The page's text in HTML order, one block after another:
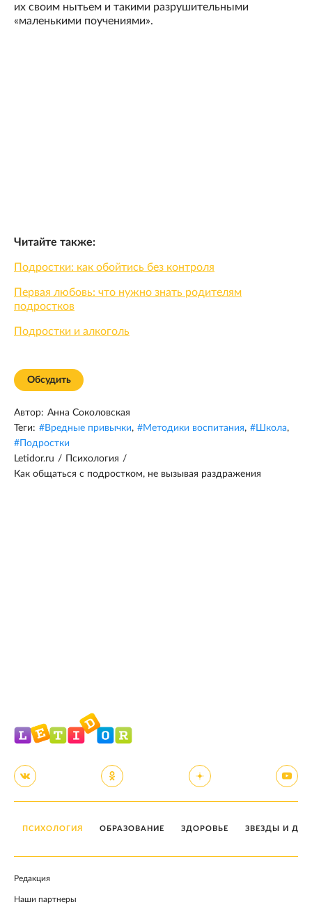
их своим нытьем и такими разрушительными
«маленькими поучениями».
Читайте также:
Подростки: как обойтись без контроля
Первая любовь: что нужно знать родителям
подростков
Подростки и алкоголь
Обсудить
Автор: Анна Соколовская
Теги: #Вредные привычки, #Методики воспитания, #Школа,
# Подростки
Letidor.ru / Психология /
Как общаться с подростком, не вызывая раздражения
ПСИХОЛОГИЯ ОБРАЗОВАНИЕ ЗДОРОВЬЕ ЗВЕЗДЫ И
Редакция
Наши партнеры